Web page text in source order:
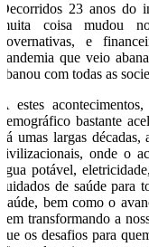
Decorridos 23 anos do
muita coisa mudou
governativas, e
pandemia que veio
abanou com todas as
A estes
demográfico bastante
há umas largas
civilizacionais, onde o
água potável,
cuidados de saúde para
Saúde, bem como o
vem transformando a
que os desafios para